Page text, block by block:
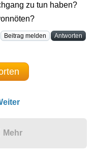
zu tun haben?
Beitrag melden Antworten
Mehr